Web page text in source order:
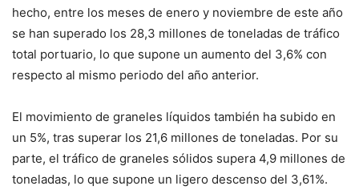
hecho, entre los meses de enero y noviembre de este año
se han superado los 28,3 millones de toneladas de tráfico
total portuario, lo que supone un aumento del 3,6% con
respecto al mismo periodo del año anterior.
El movimiento de graneles líquidos también ha subido en
un 5%, tras superar los 21,6 millones de toneladas. Por su
parte, el tráfico de graneles sólidos supera 4,9 millones de
toneladas, lo que supone un ligero descenso del 3,61%.